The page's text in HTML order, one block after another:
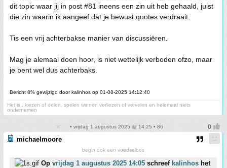
dit topic waar jij in post #81 ineens een zin uit heb gehaald, juist
die zin waarin ik aangeef dat je bewust quotes verdraait.
Tis een vrij achterbakse manier van discussiëren.
Mag je alemaal doen hoor, is niet wettelijk verboden ofzo, maar
je bent wel dus achterbaks.
Bericht 8% gewijzigd door kalinhos op 01-08-2025 14:12:40
Het is...kiezen of delen, spelen winnen verliezen of vervelen en helemaal niets
ondernemen
• vrijdag 1 augustus 2025 @ 14:25 • 86
michaelmoore
begin ook een voedselbos
Op vrijdag 1 augustus 2025 14:05 schreef kalinhos het